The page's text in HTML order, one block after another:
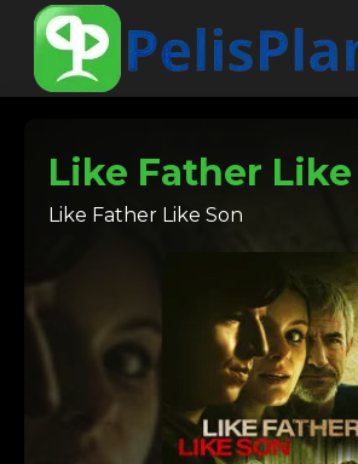
Like Father Like
Like Father Like Son